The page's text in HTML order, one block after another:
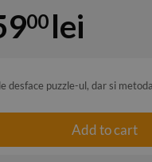
00 lei
desface puzzle-ul, dar si
Add to cart